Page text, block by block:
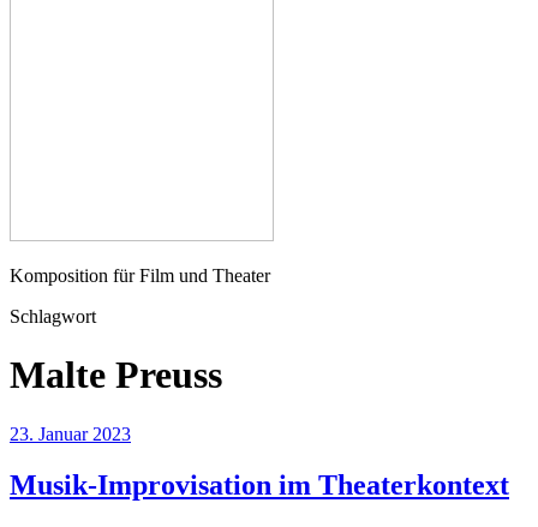
Komposition für Film und Theater
Schlagwort
Malte Preuss
23. Januar 2023
Musik-Improvisation im Theaterkontext